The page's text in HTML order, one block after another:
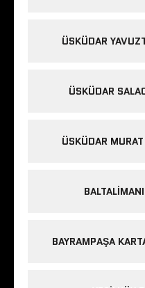
ÜSKÜDAR
ÜSKÜDAR
ÜSKÜDAR
BAYRAMPAŞA